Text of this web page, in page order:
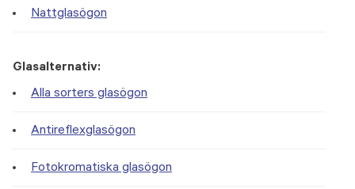
Nattglasögon
Glasalternativ:
Alla sorters glasögon
Antireflexglasögon
Fotokromatiska glasögon